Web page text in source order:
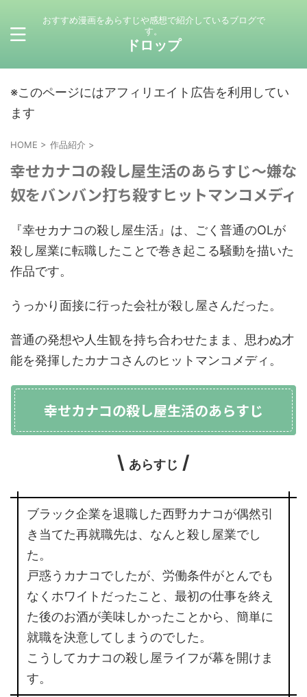
おすすめ漫画をあらすじや感想で紹介しているブログで
す。
ドロップ
※このページにはアフィリエイト広告を利用してい
ます
HOME > 作品紹介 >
幸せカナコの殺し屋生活のあらすじ～嫌な
奴をバンバン打ち殺すヒットマンコメディ
『幸せカナコの殺し屋生活』は、ごく普通のOLが
殺し屋業に転職したことで巻き起こる騒動を描いた
作品です。
うっかり面接に行った会社が殺し屋さんだった。
普通の発想や人生観を持ち合わせたまま、思わぬ才
能を発揮したカナコさんのヒットマンコメディ。
幸せカナコの殺し屋生活のあらすじ
\ あらすじ /
ブラック企業を退職した西野カナコが偶然引
き当てた再就職先は、なんと殺し屋業でし
た。
戸惑うカナコでしたが、労働条件がとんでも
なくホワイトだったこと、最初の仕事を終え
た後のお酒が美味しかったことから、簡単に
就職を決意してしまうのでした。
こうしてカナコの殺し屋ライフが幕を開けま
す。